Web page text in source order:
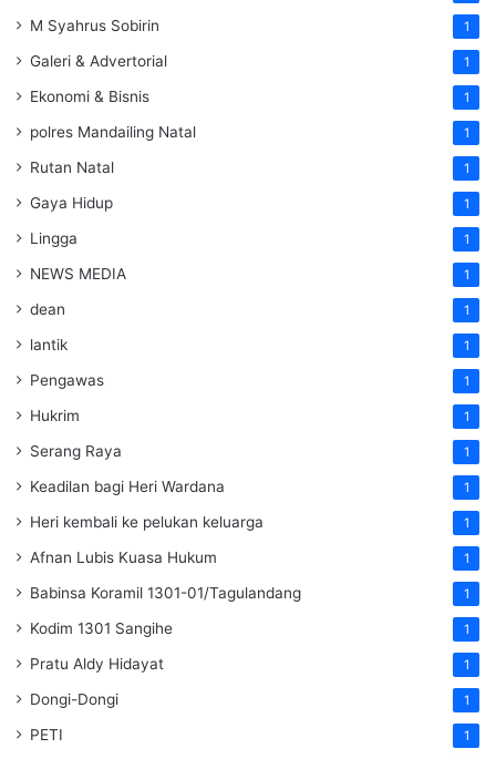
M Syahrus Sobirin 1
Galeri & Advertorial 1
Ekonomi & Bisnis 1
polres Mandailing Natal 1
Rutan Natal 1
Gaya Hidup 1
Lingga 1
NEWS MEDIA 1
dean 1
lantik 1
Pengawas 1
Hukrim 1
Serang Raya 1
Keadilan bagi Heri Wardana 1
Heri kembali ke pelukan keluarga 1
Afnan Lubis Kuasa Hukum 1
Babinsa Koramil 1301-01/Tagulandang 1
Kodim 1301 Sangihe 1
Pratu Aldy Hidayat 1
Dongi-Dongi 1
PETI 1